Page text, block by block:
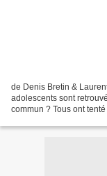
de Denis Bretin &
adolescents sont
commun ? Tous ont